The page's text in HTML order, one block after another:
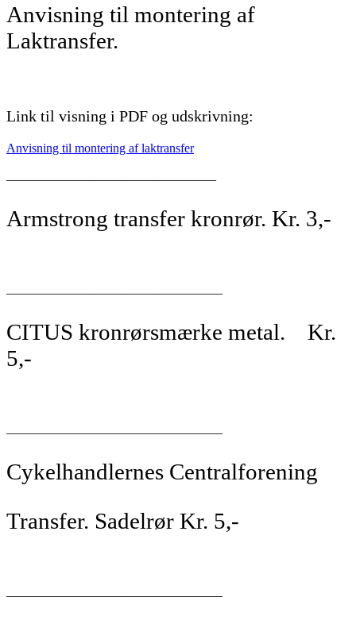
Anvisning til montering af
Laktransfer.
Link til visning i PDF og udskrivning:
Anvisning til montering af laktransfer
Armstrong transfer kronrør. Kr. 3,-
CITUS kronrørsmærke metal. Kr.
5,-
Cykelhandlernes Centralforening
Transfer. Sadelrør Kr. 5,-